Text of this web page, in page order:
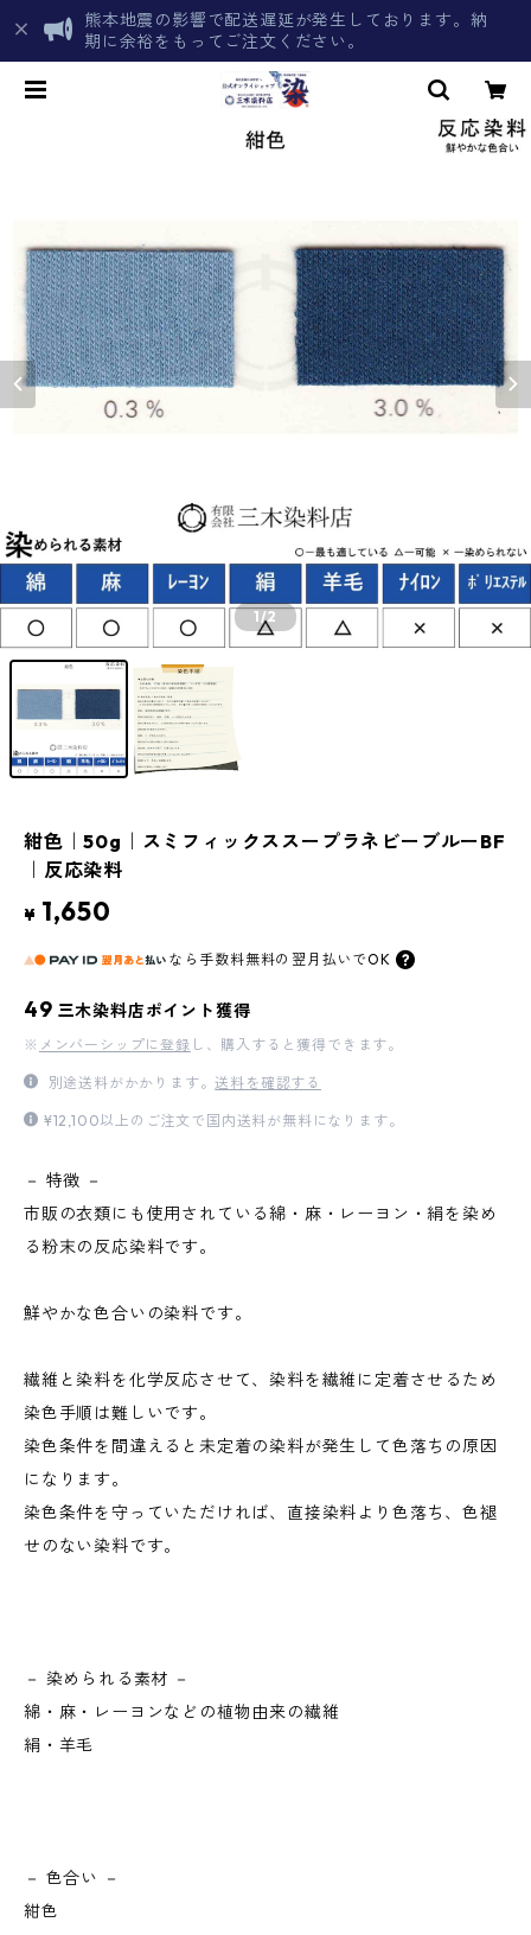
熊本地震の影響で配送遅延が発生しております。納
期に余裕をもってご注文ください。
1/2
紺色｜50g｜スミフィックススープラネビーブルーBF
｜反応染料
¥ 1,650
なら 手数料無料の 翌月払いでOK
49 三木染料店ポイント獲得
※ メンバーシップに登録 し、購入すると獲得できます。
別途送料がかかります。送料を確認する
¥12,100以上のご注文で国内送料が無料になります。
－ 特徴 －
市販の衣類にも使用されている綿・麻・レーヨン・絹を染め
る粉末の反応染料です。
鮮やかな色合いの染料です。
繊維と染料を化学反応させて、染料を繊維に定着させるため
染色手順は難しいです。
染色条件を間違えると未定着の染料が発生して色落ちの原因
になります。
染色条件を守っていただければ、直接染料より色落ち、色褪
せのない染料です。
－ 染められる素材 －
綿・麻・レーヨンなどの植物由来の繊維
絹・羊毛
－ 色合い －
紺色